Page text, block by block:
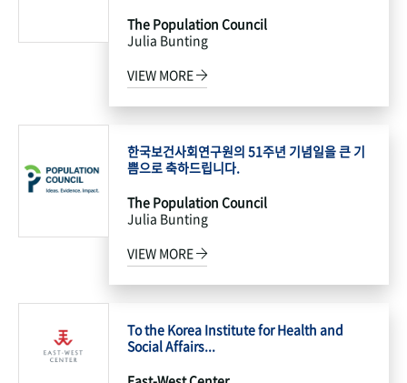
The Population Council
Julia Bunting
VIEW MORE
한국보건사회연구원의 51주년 기념일을 큰 기
쁨으로 축하드립니다.
The Population Council
Julia Bunting
VIEW MORE
To the Korea Institute for Health and
Social Affairs...